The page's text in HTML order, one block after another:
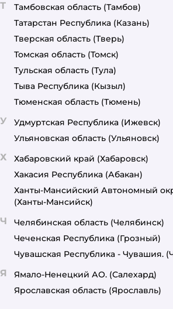
Т Тамбовская область (Тамбов)
Татарстан Республика (Казань)
Тверская область (Тверь)
Томская область (Томск)
Тульская область (Тула)
Тыва Республика (Кызыл)
Тюменская область (Тюмень)
У Удмуртская Республика (Ижевск)
Ульяновская область (Ульяновск)
Х Хабаровский край (Хабаровск)
Хакасия Республика (Абакан)
Ханты-Мансийский Автономный
(Ханты-Мансийск)
Ч Челябинская область (Челябинск)
Чеченская Республика (Грозный)
Чувашская Республика - Чувашия.
Я Ямало-Ненецкий АО. (Салехард)
Ярославская область (Ярославль)